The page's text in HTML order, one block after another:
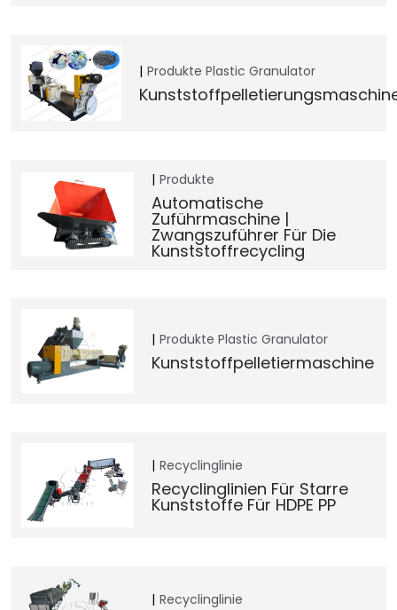
Produkte Plastic Granulator
Produkte
Automatische
Zuführmaschine |
Zwangszuführer Für Die
Kunststoffrecycling
Produkte Plastic Granulator
Kunststoffpelletiermaschine
Recyclinglinie
Recyclinglinien Für Starre
Kunststoffe Für HDPE PP
Recyclinglinie